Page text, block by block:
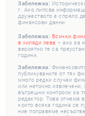
Забележка:
г. Ако липсва
дружеството е спряло
финансови данни.
Забележка: Всички
в хиляди лева – ако за
вероятно те са
години.
Забележка:
публикуваните от тях
много редки случаи
или неточно
вътрешни контроли за
редактор. Това отнема
които всяка година се
ние поправяме